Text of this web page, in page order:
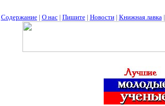
Содержание| О нас| Пишите| Новости| Книжная лавка|